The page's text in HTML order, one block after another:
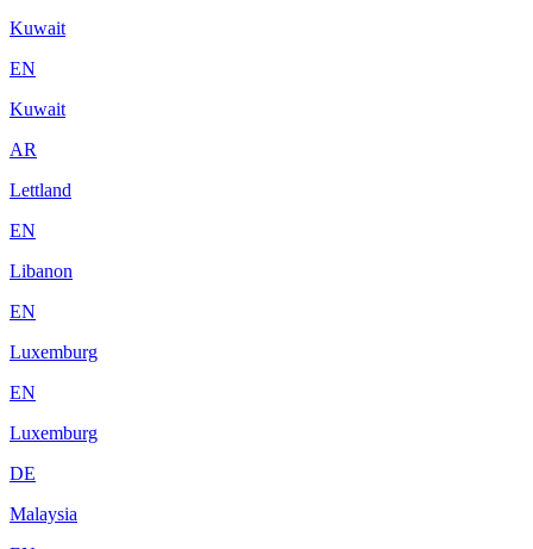
Kuwait
EN
Kuwait
AR
Lettland
EN
Libanon
EN
Luxemburg
EN
Luxemburg
DE
Malaysia